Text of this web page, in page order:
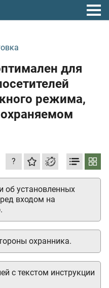
для
режима,
?
установленных
входом на
охранника.
с текстом инструкции